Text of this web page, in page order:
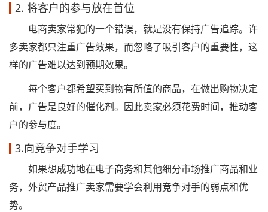
2. 将客户的参与放在首位
电商卖家常犯的一个错误，就是没有保持广告追踪。许
多卖家都只注重广告效果，而忽略了吸引客户的重要性，这
样的广告难以达到预期效果。
每个客户都希望买到物有所值的商品，在做出购物决定
前，广告是良好的催化剂。因此卖家必须花费时间，推动客
户的参与度。
3.向竞争对手学习
如果想成功地在电子商务和其他细分市场推广商品和业
务，外贸产品推广卖家需要学会利用竞争对手的弱点和优
势。